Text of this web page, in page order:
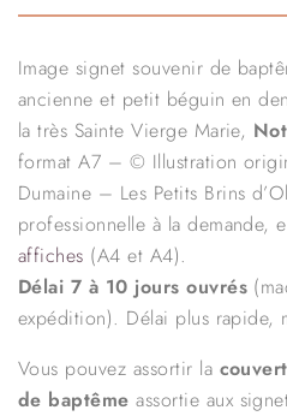
Image signet souvenir de
ancienne et petit béguin en
la très Sainte Vierge Marie,
format A7 – © Illustration
Dumaine – Les Petits Brins
professionnelle à la demande,
affiches (A4 et A4).
Délai 7 à 10 jours ouvrés
expédition). Délai plus rapide,
Vous pouvez assortir la
de baptême assortie aux